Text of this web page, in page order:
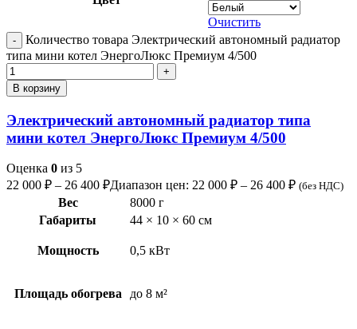
Очистить
Количество товара Электрический автономный радиатор
типа мини котел ЭнергоЛюкс Премиум 4/500
В корзину
Электрический автономный радиатор типа
мини котел ЭнергоЛюкс Премиум 4/500
Оценка 0 из 5
22 000 ₽ – 26 400 ₽Диапазон цен: 22 000 ₽ – 26 400 ₽ (без НДС)
Вес
8000 г
Габариты
44 × 10 × 60 см
Мощность 0,5 кВт
Площадь обогрева до 8 м²